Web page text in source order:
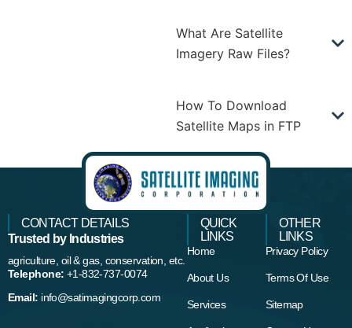
What Are Satellite
Imagery Raw Files?
How To Download
Satellite Maps in FTP
CONTACT DETAILS
Trusted by Industries
agriculture, oil & gas, conservation, etc.
Telephone: +1-832-737-0074
Email: info@satimagingcorp.com
QUICK
LINKS
Home
About Us
Services
OTHER
LINKS
Privacy Policy
Terms Of Use
Sitemap